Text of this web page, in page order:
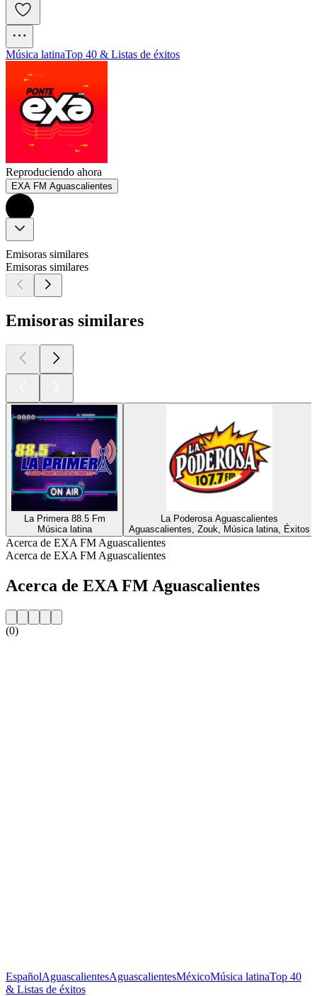
Música latinaTop 40 & Listas de éxitos
Reproduciendo ahora
EXA FM Aguascalientes
Emisoras similares
Emisoras similares
Emisoras similares
La Primera 88.5 Fm
Música latina
La Poderosa Aguascalientes
Aguascalientes, Zouk, Música latina, Éxitos
Acerca de EXA FM Aguascalientes
Acerca de EXA FM Aguascalientes
Acerca de EXA FM Aguascalientes
(0)
EspañolAguascalientesAguascalientesMéxicoMúsica latinaTop 40
& Listas de éxitos